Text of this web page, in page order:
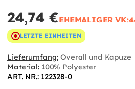
24,74 €EHEMALIGER VK:
LETZTE EINHEITEN
Lieferumfang: Overall und Kapuze
Material: 100% Polyester
ART. NR.: 122328-0